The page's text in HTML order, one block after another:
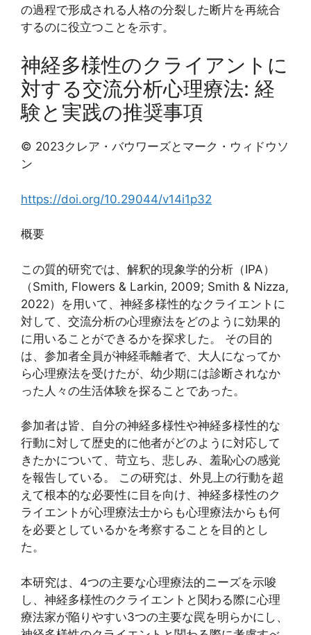
の過程で形成される人格の分裂した断片を再統合
するのに役立つことを示す。
神経多様性のクライアントに
対する交流分析心理療法: 経
験と実践の推奨事項
© 2023クレア・バウワーズとマーク・ウィドウソ
ン
https://doi.org/10.29044/v14i1p32
概要
この質的研究では、解釈的現象学的分析（IPA）
（Smith, Flowers & Larkin, 2009; Smith & Nizza,
2022）を用いて、神経多様性的なクライエントに
対して、交流分析の心理療法をどのように効果的
に用いることができるかを探求した。 その目的
は、参加者全員が神経乖離者で、大人になってか
ら心理療法を受けたが、幼少期には診断されなか
った人々の生活体験を探ることであった。
参加者は皆、自分の神経多様性や神経多様性的な
行動に対して歴史的に他者がどのように対応して
きたかについて、苛立ち、悲しみ、羞恥心の感覚
を報告している。 この研究は、外見上の行動を超
えて根本的な必要性に目を向け、神経多様性のク
ライエントが心理療法士からも心理療法からも何
を必要としているかを考察することを目的とし
た。
本研究は、4つの主要な心理療法的ニーズを示唆
し、神経多様性のクライエントと関わる際に心理
療法家が陥りやすい3つの主要な罠を明らかにし、